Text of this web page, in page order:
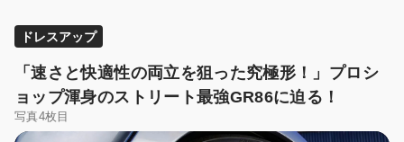
ドレスアップ
「速さと快適性の両立を狙った究極形！」プロシ
ョップ渾身のストリート最強GR86に迫る！
写真4枚目